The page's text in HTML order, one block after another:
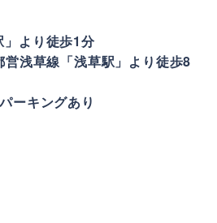
」より徒歩1分
営浅草線「浅草駅」より徒歩8
ーキングあり